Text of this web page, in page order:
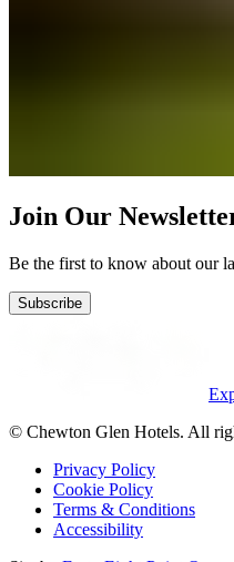
Join Our
Be the first to know about our
Subscribe
© Chewton Glen Hotels. All
Privacy Policy
Cookie Policy
Terms & Conditions
Accessibility